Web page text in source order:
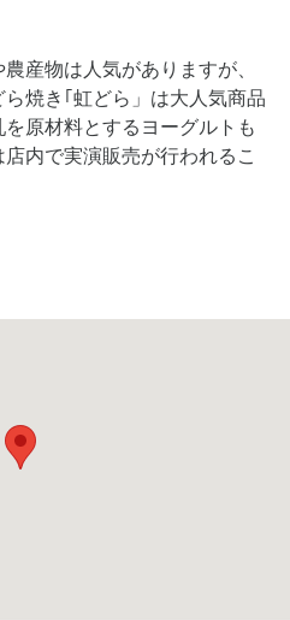
産物は人気がありますが、
焼き｢虹どら」は大人気商品
原材料とするヨーグルトも
内で実演販売が行われるこ